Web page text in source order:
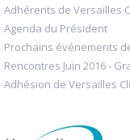
Adhérents de Versailles
Agenda du Président
Prochains événements
Rencontres Juin 2016 -
Adhésion de Versailles